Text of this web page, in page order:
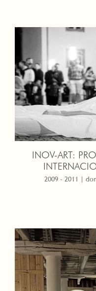
INOV-ART:
2009 - 2011 |